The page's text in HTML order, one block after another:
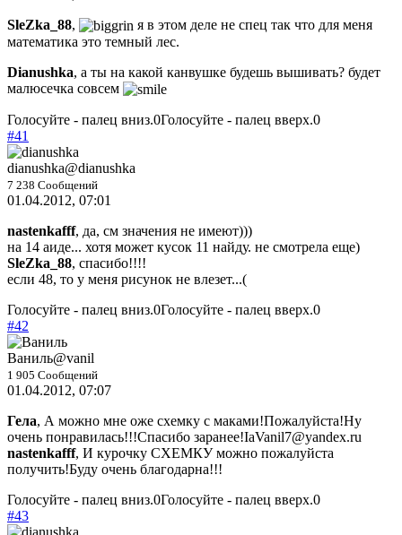
SleZka_88,
я в этом деле не спец так что для меня
математика это темный лес.
Dianushka, а ты на какой канвушке будешь вышивать? будет
малюсечка совсем
Голосуйте - палец вниз.0Голосуйте - палец вверх.0
#41
dianushka@dianushka
7 238 Сообщений
01.04.2012, 07:01
nastenkafff, да, см значения не имеют)))
на 14 аиде... хотя может кусок 11 найду. не смотрела еще)
SleZka_88, спасибо!!!!
если 48, то у меня рисунок не влезет...(
Голосуйте - палец вниз.0Голосуйте - палец вверх.0
#42
Ваниль@vanil
1 905 Сообщений
01.04.2012, 07:07
Гела, А можно мне оже схемку с маками!Пожалуйста!Ну
очень понравилась!!!Спасибо заранее!IaVanil7@yandex.ru
nastenkafff, И курочку СХЕМКУ можно пожалуйста
получить!Буду очень благодарна!!!
Голосуйте - палец вниз.0Голосуйте - палец вверх.0
#43